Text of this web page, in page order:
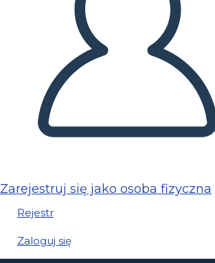
Zarejestruj się jako osoba fizyczna
Rejestr
Zaloguj się